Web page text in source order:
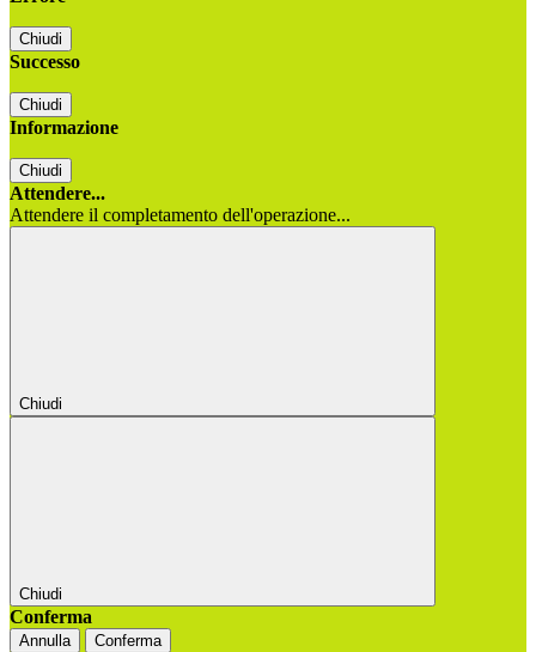
Chiudi
Successo
Chiudi
Informazione
Chiudi
Attendere...
Attendere il completamento dell'operazione...
Chiudi
Chiudi
Conferma
Annulla Conferma